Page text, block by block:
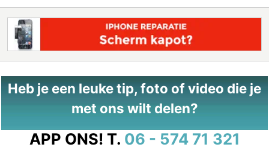
Heb je een leuke tip, foto of video die je
met ons wilt delen?
APP ONS! T. 06 - 574 71 321